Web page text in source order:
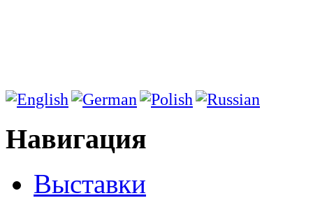
Навигация
Выставки